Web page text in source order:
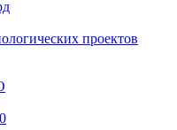
проектов